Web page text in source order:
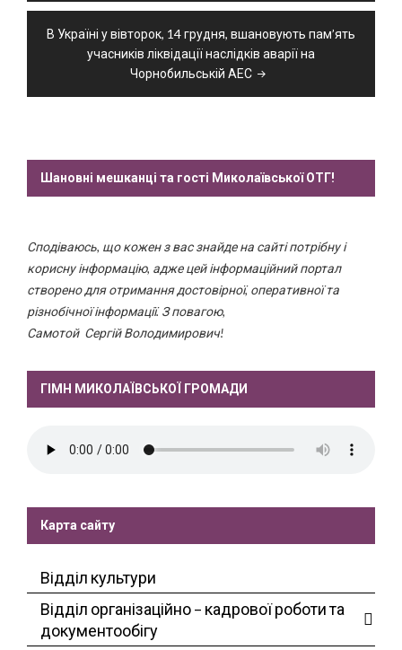
В Україні у вівторок, 14 грудня, вшановують пам’ять
учасників ліквідації наслідків аварії на
Чорнобильській АЕС
Шановні мешканці та гості Миколаївської ОТГ!
Сподіваюсь, що кожен з вас знайде на сайті потрібну і
корисну інформацію, адже цей інформаційний портал
створено для отримання достовірної, оперативної та
різнобічної інформації. З повагою,
Самотой Сергій Володимирович!
ГІМН МИКОЛАЇВСЬКОЇ ГРОМАДИ
Карта сайту
Відділ культури
Відділ організаційно – кадрової роботи та
документообігу